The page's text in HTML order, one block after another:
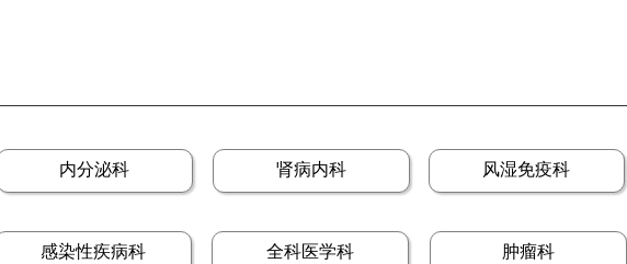
内分泌科 肾病内科 风湿免疫科
感染性疾病科 全科医学科 肿瘤科